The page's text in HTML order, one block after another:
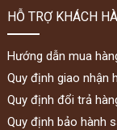
HỖ TRỢ KHÁCH
Hướng dẫn mua
Quy định giao nhận
Quy định đổi trả
Quy định bảo hành